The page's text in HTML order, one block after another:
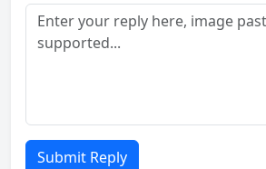
Submit Reply